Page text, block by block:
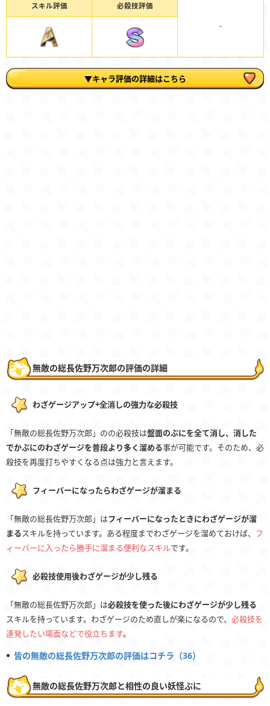
スキル評価 必殺技評価
-
▼キャラ評価の詳細はこちら
無敵の総長佐野万次郎の評価の詳細
わざゲージアップ+全消しの強力な必殺技
「無敵の総長佐野万次郎」のの必殺技は盤面のぷにを全て消し、消した
でかぷにのわざゲージを普段より多く溜める事が可能です。そのため、必
殺技を再度打ちやすくなる点は強力と言えます。
フィーバーになったらわざゲージが溜まる
「無敵の総長佐野万次郎」はフィーバーになったときにわざゲージが溜
まるスキルを持っています。ある程度までわざゲージを溜めておけば、
フ
ィーバーに入ったら勝手に溜まる便利なスキルです。
必殺技使用後わざゲージが少し残る
「無敵の総長佐野万次郎」は必殺技を使った後にわざゲージが少し残る
スキルを持っています。わざゲージのため直しが楽になるので、 必殺技を
連発したい場面などで役立ちます。
皆の無敵の総長佐野万次郎の評価はコチラ（36）
無敵の総長佐野万次郎と相性の良い妖怪ぷに